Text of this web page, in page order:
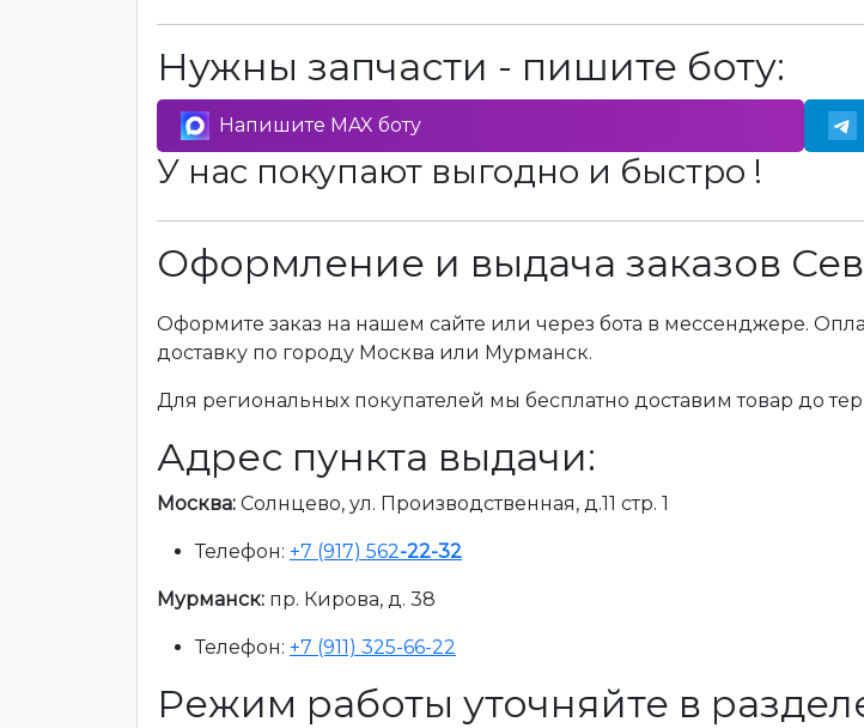
Нужны запчасти - пишите боту:
Напишите MAX боту
У нас покупают выгодно и быстро !
Оформление и выдача заказов
Оформите заказ на нашем сайте или через бота в мессенджере.
доставку по городу Москва или Мурманск.
Для региональных покупателей мы бесплатно доставим товар до
Адрес пункта выдачи:
Москва: Солнцево, ул. Производственная, д.11 стр. 1
Телефон: +7 (917) 562-22-32
Мурманск: пр. Кирова, д. 38
Телефон: +7 (911) 325-66-22
Режим работы уточняйте в